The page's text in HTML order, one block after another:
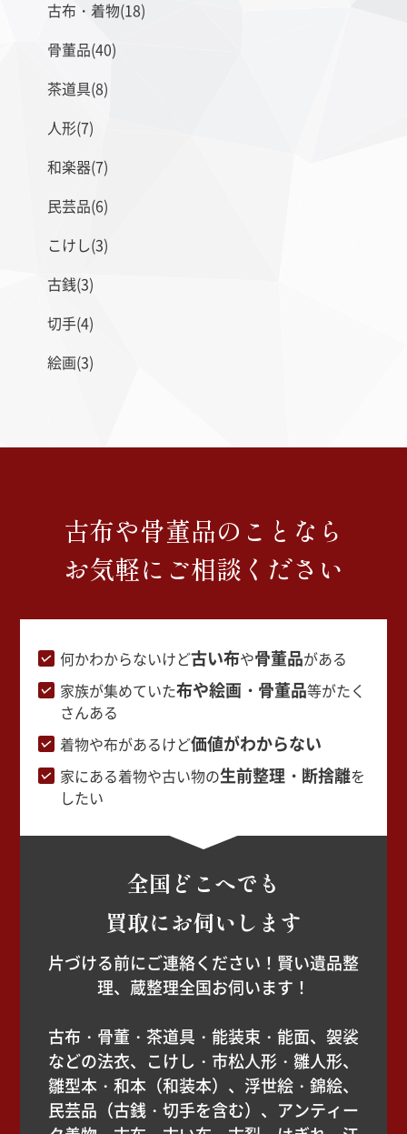
古布・着物(18)
骨董品(40)
茶道具(8)
人形(7)
和楽器(7)
民芸品(6)
こけし(3)
古銭(3)
切手(4)
絵画(3)
古布や骨董品のことなら
お気軽にご相談ください
何かわからないけど古い布や骨董品がある
家族が集めていた布や絵画・骨董品等がたく
さんある
着物や布があるけど価値がわからない
家にある着物や古い物の生前整理・断捨離を
したい
全国どこへでも
買取にお伺いします
片づける前にご連絡ください！賢い遺品整
理、蔵整理全国お伺います！
古布・骨董・茶道具・能装束・能面、袈裟
などの法衣、こけし・市松人形・雛人形、
雛型本・和本（和装本）、浮世絵・錦絵、
民芸品（古銭・切手を含む）、アンティー